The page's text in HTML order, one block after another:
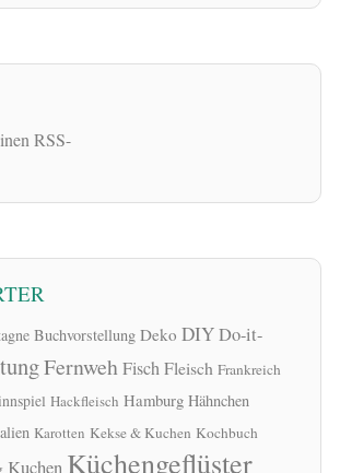
RSS-
Buchvorstellung Deko DIYDo-it-
FernwehFischFleisch Frankreich
Hackfleisch Hamburg Hähnchen
Karotten Kekse & Kuchen Kochbuch
Kuchen Küchengeflüster